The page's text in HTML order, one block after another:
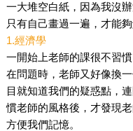
一大堆空白紙，因為我沒
只有自己畫過一遍，才能夠
1.經濟學
一開始上老師的課很不習
在問題時，老師又好像換
目就知道我們的疑惑點，
慣老師的風格後，才發現
方便我們記憶。